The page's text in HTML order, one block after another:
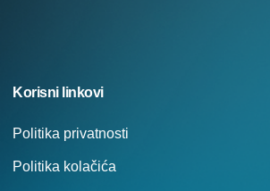
Korisni linkovi
Politika privatnosti
Politika kolačića